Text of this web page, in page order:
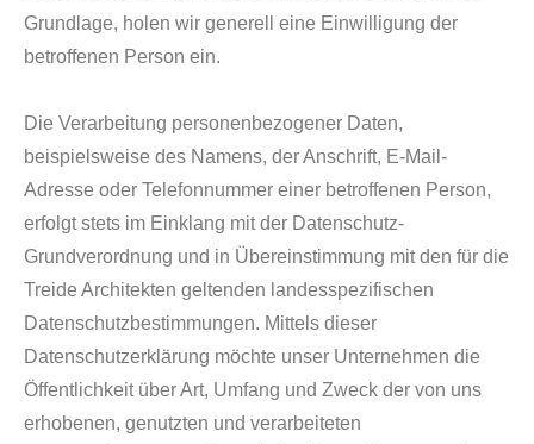
Grundlage, holen wir generell eine Einwilligung der
betroffenen Person ein.
Die Verarbeitung personenbezogener Daten,
beispielsweise des Namens, der Anschrift, E-Mail-
Adresse oder Telefonnummer einer betroffenen Person,
erfolgt stets im Einklang mit der Datenschutz-
Grundverordnung und in Übereinstimmung mit den für die
Treide Architekten geltenden landesspezifischen
Datenschutzbestimmungen. Mittels dieser
Datenschutzerklärung möchte unser Unternehmen die
Öffentlichkeit über Art, Umfang und Zweck der von uns
erhobenen, genutzten und verarbeiteten